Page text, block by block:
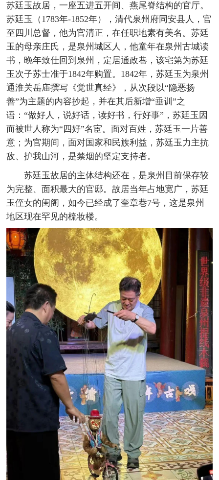
苏廷玉故居，一座五进五开间、燕尾脊结构的官厅。
苏廷玉（1783年-1852年），清代泉州府同安县人，官
至四川总督，他为官清正，在任职地素有美名。苏廷
玉的母亲庄氏，是泉州城区人，他童年在泉州古城读
书，晚年致仕回到泉州，定居通政巷，该宅第为苏廷
玉次子苏士准于1842年购置。1842年，苏廷玉为泉州
通淮关岳庙撰写《觉世真经》，从次段以“隐恶扬
善”为主题的内容抄起，并在其后新增“垂训”之
语：“做好人，说好话，读好书，行好事”，苏廷玉因
而被世人称为“四好”名宦。面对百姓，苏廷玉一片善
意；为官期间，面对国家和民族利益，苏廷玉力主抗
敌、护我山河，是禁烟的坚定支持者。
苏廷玉故居的主体结构还在，是泉州目前保存较
为完整、面积最大的官邸。故居当年占地宽广，苏廷
玉侄女的闺阁，如今已经成了奎章巷7号，这是泉州
地区现在罕见的梳妆楼。